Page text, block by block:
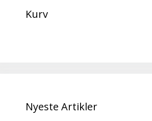
Kurv
Nyeste Artikler